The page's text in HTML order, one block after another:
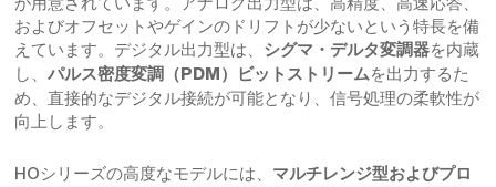
およびオフセットやゲインのドリフトが少ないという特長を備
えています。デジタル出力型は、
シグマ・デルタ変調器を内蔵
し、 パルス密度変調（PDM）ビットストリームを出力するた
め、直接的なデジタル接続が可能となり、信号処理の柔軟性が
向上します。
HOシリーズの高度なモデルには、
マルチレンジ型およびプロ